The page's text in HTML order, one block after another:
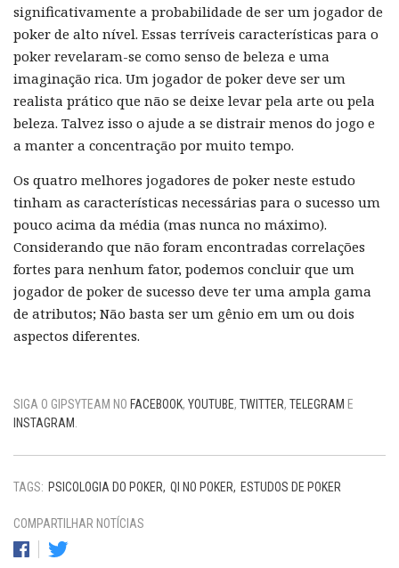
significativamente a probabilidade de ser um jogador de
poker de alto nível. Essas terríveis características para o
poker revelaram-se como senso de beleza e uma
imaginação rica. Um jogador de poker deve ser um
realista prático que não se deixe levar pela arte ou pela
beleza. Talvez isso o ajude a se distrair menos do jogo e
a manter a concentração por muito tempo.
Os quatro melhores jogadores de poker neste estudo
tinham as características necessárias para o sucesso um
pouco acima da média (mas nunca no máximo).
Considerando que não foram encontradas correlações
fortes para nenhum fator, podemos concluir que um
jogador de poker de sucesso deve ter uma ampla gama
de atributos; Não basta ser um gênio em um ou dois
aspectos diferentes.
SIGA O GIPSYTEAM NO FACEBOOK, YOUTUBE, TWITTER, TELEGRAM E
INSTAGRAM.
TAGS: PSICOLOGIA DO POKER QI NO POKER ESTUDOS DE POKER
COMPARTILHAR NOTÍCIAS